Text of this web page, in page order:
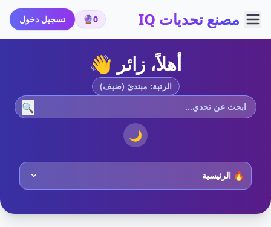
مصنع تحديات IQ 0
🔮 تسجيل دخول
أهلاً، زائر 👋
الرتبة: مبتدئ (ضيف)
🔍
🌙